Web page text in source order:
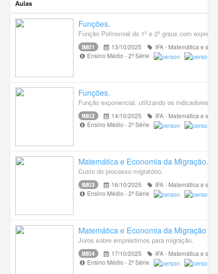
Aulas
Funções.
Função Polinomial do 1º e 2º graus com
IM01 13/10/2025
IFA - Matemática e
Ensino Médio - 2ª Série
Funções.
Função exponencial, utilizando os indicadores
IM02 14/10/2025
IFA - Matemática e
Ensino Médio - 2ª Série
Matemática e Economia da Migração.
Custo do processo migratório.
IM03 16/10/2025
IFA - Matemática e
Ensino Médio - 2ª Série
Matemática e Economia da Migração
Juros sobre empréstimos para migração.
IM04 17/10/2025
IFA - Matemática e
Ensino Médio - 2ª Série